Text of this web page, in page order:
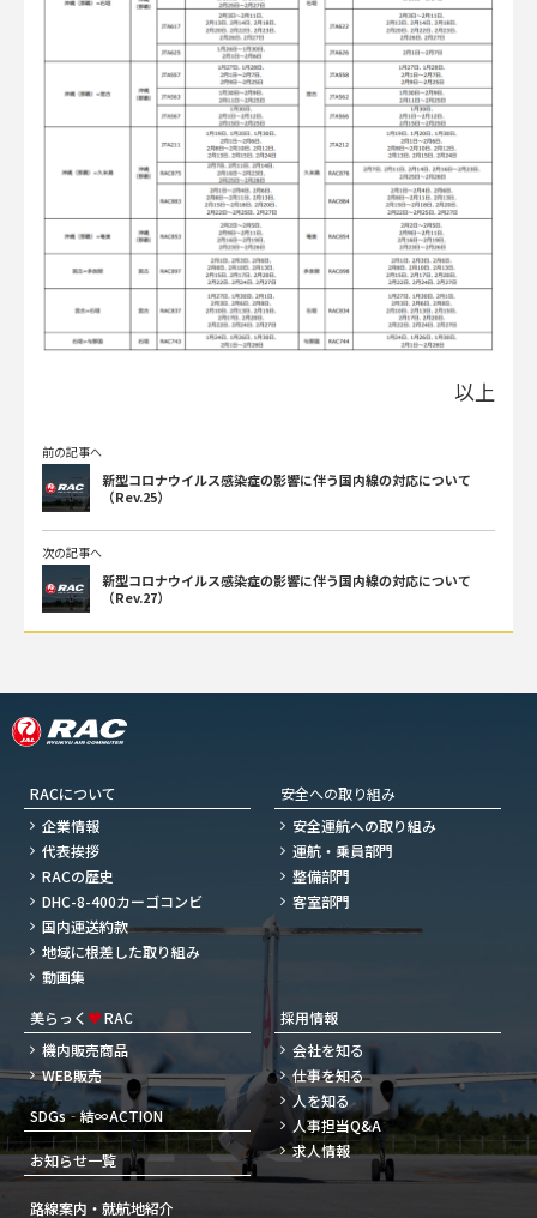
以上
前の記事へ
新型コロナウイルス感染症の影響に伴う国内線の対応について
（Rev.25）
次の記事へ
新型コロナウイルス感染症の影響に伴う国内線の対応について
（Rev.27）
RACについて
企業情報
代表挨拶
RACの歴史
DHC-8-400カーゴコンビ
国内運送約款
地域に根差した取り組み
動画集
安全への取り組み
安全運航への取り組み
運航・乗員部門
整備部門
客室部門
美らっく ♥RAC
機内販売商品
WEB販売
SDGs‐結∞ACTION
お知らせ一覧
採用情報
会社を知る
仕事を知る
人を知る
人事担当Q&A
求人情報
路線案内・就航地紹介